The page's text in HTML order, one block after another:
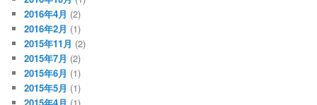
2016年4月 (2)
2016年2月 (1)
2015年11月 (2)
2015年7月 (2)
2015年6月 (1)
2015年5月 (1)